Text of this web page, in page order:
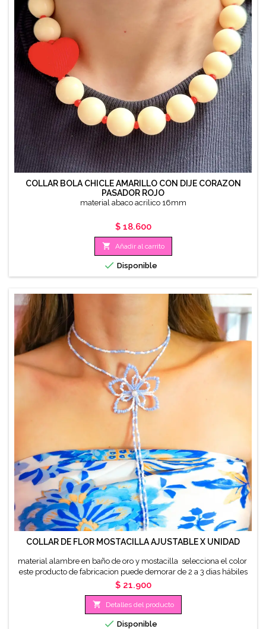
COLLAR BOLA CHICLE AMARILLO CON DIJE CORAZON
PASADOR ROJO
material abaco acrilico 16mm
Precio
$ 18.600
 Añadir al carrito
 Disponible
COLLAR DE FLOR MOSTACILLA AJUSTABLE X UNIDAD
material alambre en baño de oro y mostacilla selecciona el color
este producto de fabricacion puede demorar de 2 a 3 dias hábiles
para ser despachado
Precio
$ 21.900
 Detalles del producto
 Disponible